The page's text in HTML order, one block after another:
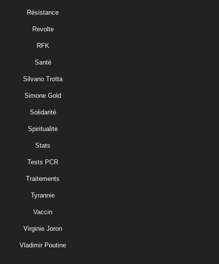
Résistance
Revolte
RFK
Santé
Silvano Trotta
Simone Gold
Solidarité
Spiritualite
Stats
Tests PCR
Traitements
Tyrannie
Vaccin
Virginie Joron
Vladimir Poutine